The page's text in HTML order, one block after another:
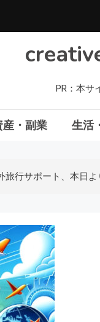
PR：本サ
産・副業 生活
行サポート、本日よ